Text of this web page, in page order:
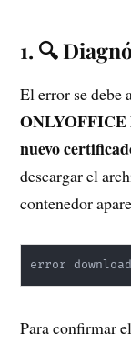
1. 🔍
El error se debe
ONLYOFFICE
nuevo
descargar el
contenedor
error
Para confirmar